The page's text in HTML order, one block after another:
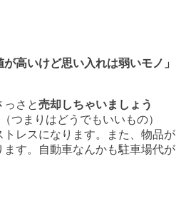
が高いけど思い入れは弱いモノ」
っさと売却しちゃいましょう
つまりはどうでもいいもの）
レスになります。また、物品が
す。自動車なんかも駐車場代が